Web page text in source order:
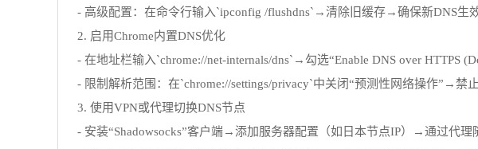
- 高级配置：在命令行输入`ipconfig /flushdns`→清除旧缓存→确保新DNS生
2. 启用Chrome内置DNS优化
- 在地址栏输入`chrome://net-internals/dns`→勾选“Enable DNS over
- 限制解析范围：在`chrome://settings/privacy`中关闭“预测性网络操作”→禁
3. 使用VPN或代理切换DNS节点
- 安装“Shadowsocks”客户端→添加服务器配置（如日本节点IP）→通过代